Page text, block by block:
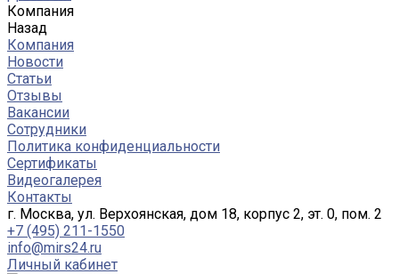
Компания
Назад
Компания
Новости
Статьи
Отзывы
Вакансии
Сотрудники
Политика конфиденциальности
Сертификаты
Видеогалерея
Контакты
г. Москва, ул. Верхоянская, дом 18, корпус 2, эт. 0, пом. 2
+7 (495) 211-1550
info@mirs24.ru
Личный кабинет